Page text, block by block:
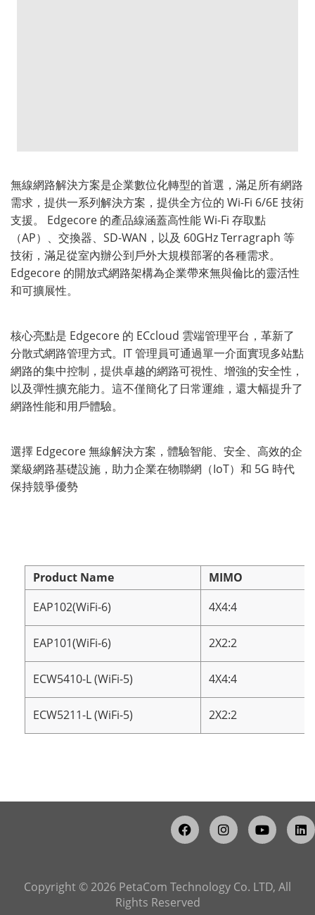
無線網路解決方案是企業數位化轉型的首選，滿足所有網路
需求，提供一系列解決方案，提供全方位的 Wi-Fi 6/6E 技術
支援。 Edgecore 的產品線涵蓋高性能 Wi-Fi 存取點
（AP）、交換器、SD-WAN，以及 60GHz Terragraph 等
技術，滿足從室內辦公到戶外大規模部署的各種需求。
Edgecore 的開放式網路架構為企業帶來無與倫比的靈活性
和可擴展性。
核心亮點是 Edgecore 的 ECcloud 雲端管理平台，革新了
分散式網路管理方式。IT 管理員可通過單一介面實現多站點
網路的集中控制，提供卓越的網路可視性、增強的安全性，
以及彈性擴充能力。這不僅簡化了日常運維，還大幅提升了
網路性能和用戶體驗。
選擇 Edgecore 無線解決方案，體驗智能、安全、高效的企
業級網路基礎設施，助力企業在物聯網（IoT）和 5G 時代
保持競爭優勢
Product Name
MIMO
EAP102(WiFi-6)
4X4:4
EAP101(WiFi-6) 2X2:2
ECW5410-L (WiFi-5) 4X4:4
ECW5211-L (WiFi-5) 2X2:2
Copyright © 2026 PetaCom Technology Co. LTD, All
Rights Reserved